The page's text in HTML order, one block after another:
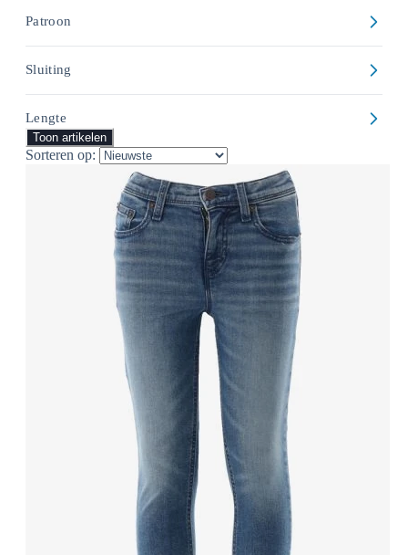
Patroon
Sluiting
Lengte
Toon artikelen
Sorteren op: